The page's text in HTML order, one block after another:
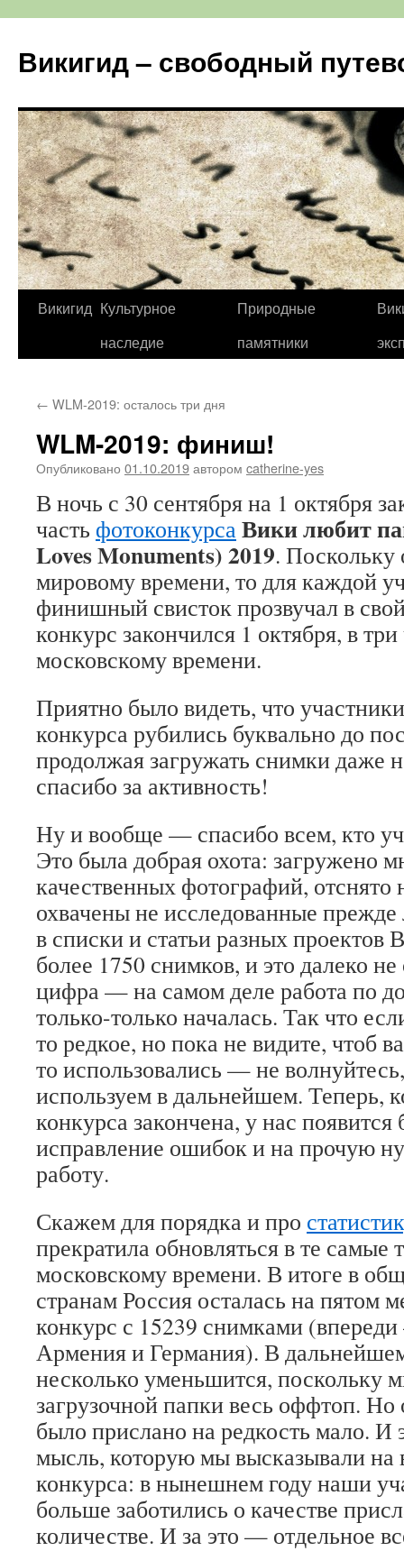
содержимому
Викигид – свободный
Викигид Культурное
наследие
Природные
памятники
← WLM-2019: осталось три дня
WLM-2019: финиш!
Опубликовано 01.10.2019автором catherine-yes
В ночь с 30 сентября на 1 октября
часть фотоконкурсаВики любит
Loves Monuments) 2019. Поскольку
мировому времени, то для каждой
финишный свисток прозвучал в
конкурс закончился 1 октября, в
московскому времени.
Приятно было видеть, что
конкурса рубились буквально до
продолжая загружать снимки даже
спасибо за активность!
Ну и вообще — спасибо всем, кто
Это была добрая охота: загружено
качественных фотографий, отснято
охвачены не исследованные
в списки и статьи разных проектов
более 1750 снимков, и это далеко не
цифра — на самом деле работа по
только-только началась. Так что
то редкое, но пока не видите, чтоб
то использовались — не
используем в дальнейшем. Теперь,
конкурса закончена, у нас
исправление ошибок и на прочую
работу.
Скажем для порядка и про
прекратила обновляться в те самые
московскому времени. В итоге в
странам Россия осталась на пятом
конкурс с 15239 снимками
Армения и Германия). В
несколько уменьшится, поскольку
загрузочной папки весь оффтоп. Но
было прислано на редкость мало. И
мысль, которую мы высказывали на
конкурса: в нынешнем году наши
больше заботились о качестве
количестве. И за это — отдельное